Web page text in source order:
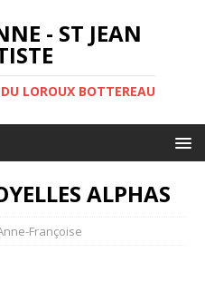
- ST JEAN
LOROUX BOTTEREAU
ALPHAS
Françoise